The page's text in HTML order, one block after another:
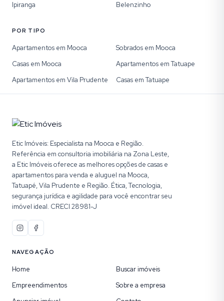
Ipiranga
Belenzinho
POR TIPO
Apartamentos em Mooca
Sobrados em Mooca
Casas em Mooca
Apartamentos em Tatuape
Apartamentos em Vila Prudente
Casas em Tatuape
Etic Imóveis: Especialista na Mooca e Região.
Referência em consultoria imobiliária na Zona Leste,
a Etic Imóveis oferece as melhores opções de casas e
apartamentos para venda e aluguel na Mooca,
Tatuapé, Vila Prudente e Região. Ética, Tecnologia,
segurança jurídica e agilidade para você encontrar seu
imóvel ideal. CRECI 28981-J
NAVEGAÇÃO
Home
Buscar imóveis
Empreendimentos
Sobre a empresa